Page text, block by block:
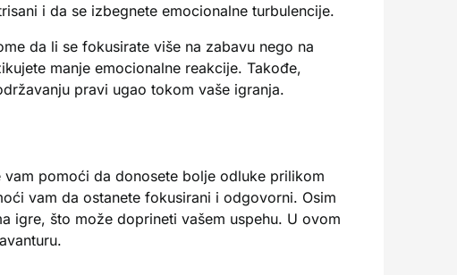
i da se izbegnete emocionalne turbulencije.
da li se fokusirate više na zabavu nego na
manje emocionalne reakcije. Takođe,
pravi ugao tokom vaše igranja.
pomoći da donosete bolje odluke prilikom
vam da ostanete fokusirani i odgovorni. Osim
igre, što može doprineti vašem uspehu. U ovom